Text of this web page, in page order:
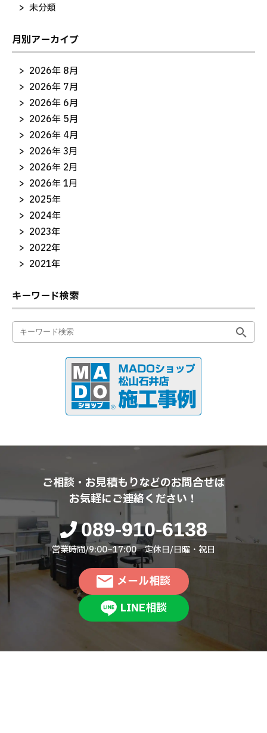
未分類
月別アーカイブ
2026年 8月
2026年 7月
2026年 6月
2026年 5月
2026年 4月
2026年 3月
2026年 2月
2026年 1月
2025年
2024年
2023年
2022年
2021年
キーワード検索
ご相談・お見積もりなどのお問合せは
お気軽にご連絡ください！
089-910-6138
営業時間/9:00~17:00 定休日/日曜・祝日
メール相談
LINE相談